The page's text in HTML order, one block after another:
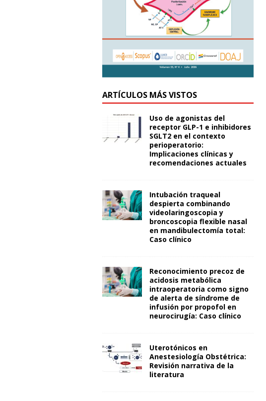
ARTÍCULOS MÁS VISTOS
Uso de agonistas del
receptor GLP-1 e inhibidores
SGLT2 en el contexto
perioperatorio:
Implicaciones clínicas y
recomendaciones actuales
Intubación traqueal
despierta combinando
videolaringoscopia y
broncoscopia flexible nasal
en mandibulectomía total:
Caso clínico
Reconocimiento precoz de
acidosis metabólica
intraoperatoria como signo
de alerta de síndrome de
infusión por propofol en
neurocirugía: Caso clínico
Uterotónicos en
Anestesiología Obstétrica:
Revisión narrativa de la
literatura